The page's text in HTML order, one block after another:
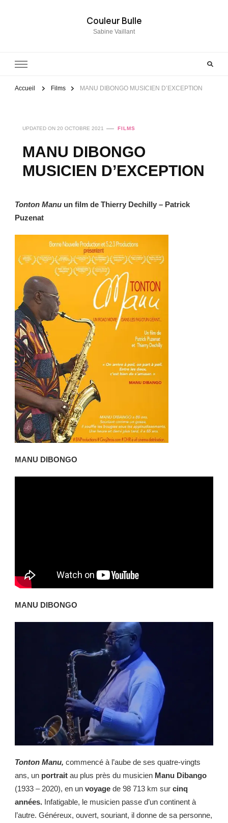
Couleur Bulle
Sabine Vaillant
Accueil Films MANU DIBONGO MUSICIEN D’EXCEPTION
UPDATED ON 20 OCTOBRE 2021 FILMS
MANU DIBONGO
MUSICIEN D’EXCEPTION
Tonton Manu un film de Thierry Dechilly – Patrick
Puzenat
MANU DIBONGO
MANU DIBONGO
Tonton Manu, commencé à l’aube de ses quatre-vingts
ans, un portrait au plus près du musicien Manu Dibango
(1933 – 2020), en un voyage de 98 713 km sur cinq
années. Infatigable, le musicien passe d’un continent à
l’autre. Généreux, ouvert, souriant, il donne de sa personne,